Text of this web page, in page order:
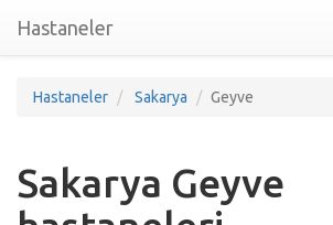
Hastaneler
Hastaneler Sakarya Geyve
Sakarya Geyve